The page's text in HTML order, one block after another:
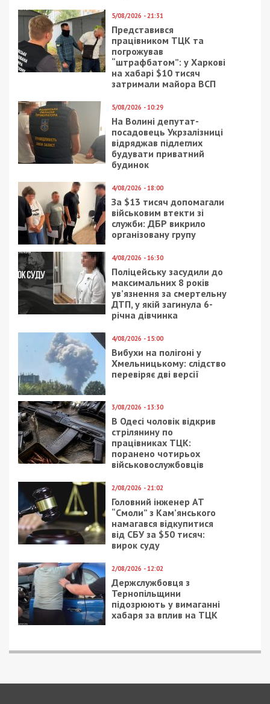
5/08/2026 - 21:31
Представився
працівником ТЦК та
погрожував
“штрафбатом”: у Харкові
на хабарі $10 тисяч
затримали майора ВСП
5/08/2026 - 10:29
На Волині депутат-
посадовець Укрзалізниці
відряджав підлеглих
будувати приватний
будинок
4/08/2026 - 18:00
За $13 тисяч допомагали
військовим втекти зі
служби: ДБР викрило
організовану групу
4/08/2026 - 16:30
Поліцейську засудили до
максимальних 8 років
ув’язнення за смертельну
ДТП, у якій загинула 6-
річна дівчинка
4/08/2026 - 15:00
Вибухи на полігоні у
Хмельницькому: слідство
перевіряє дві версії
3/08/2026 - 13:30
В Одесі чоловік відкрив
стрілянину по
працівниках ТЦК:
поранено чотирьох
військовослужбовців
2/08/2026 - 21:02
Головний інженер АТ
“Смоли” з Кам’янського
намагався відкупитися
від СБУ за $50 тисяч:
вирок суду
2/08/2026 - 12:02
Держслужбовця з
Тернопільщини
підозрюють у вимаганні
хабаря за вплив на ТЦК